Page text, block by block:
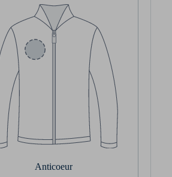
Anticoeur